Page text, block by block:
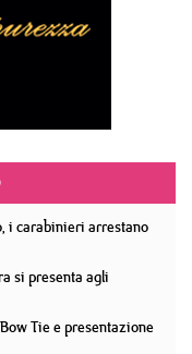
i carabinieri arrestano
si presenta agli
Tie e presentazione